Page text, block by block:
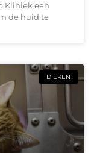
Kliniek een
de huid te
DIEREN